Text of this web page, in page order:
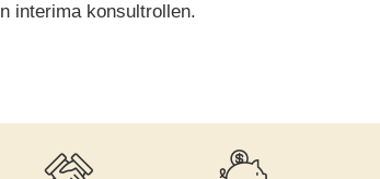
interima konsultrollen.